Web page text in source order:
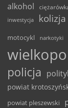
alkohol
inwestycja
kolizja
motocykl narkotyki
policja
powiat
powiat pleszewski